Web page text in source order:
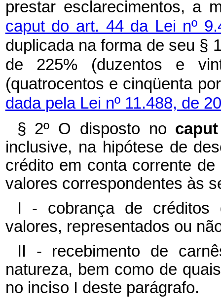
prestar esclarecimentos, a
caput do art. 44 da Lei nº
duplicada na forma de seu §
de 225% (duzentos e
(quatrocentos e cinqüenta
dada pela Lei nº 11.488, de
§ 2º O disposto no
inclusive, na hipótese de
crédito em conta corrente
valores correspondentes às
I - cobrança de créditos
valores, representados ou
II - recebimento de
natureza, bem como de
no inciso I deste parágrafo.